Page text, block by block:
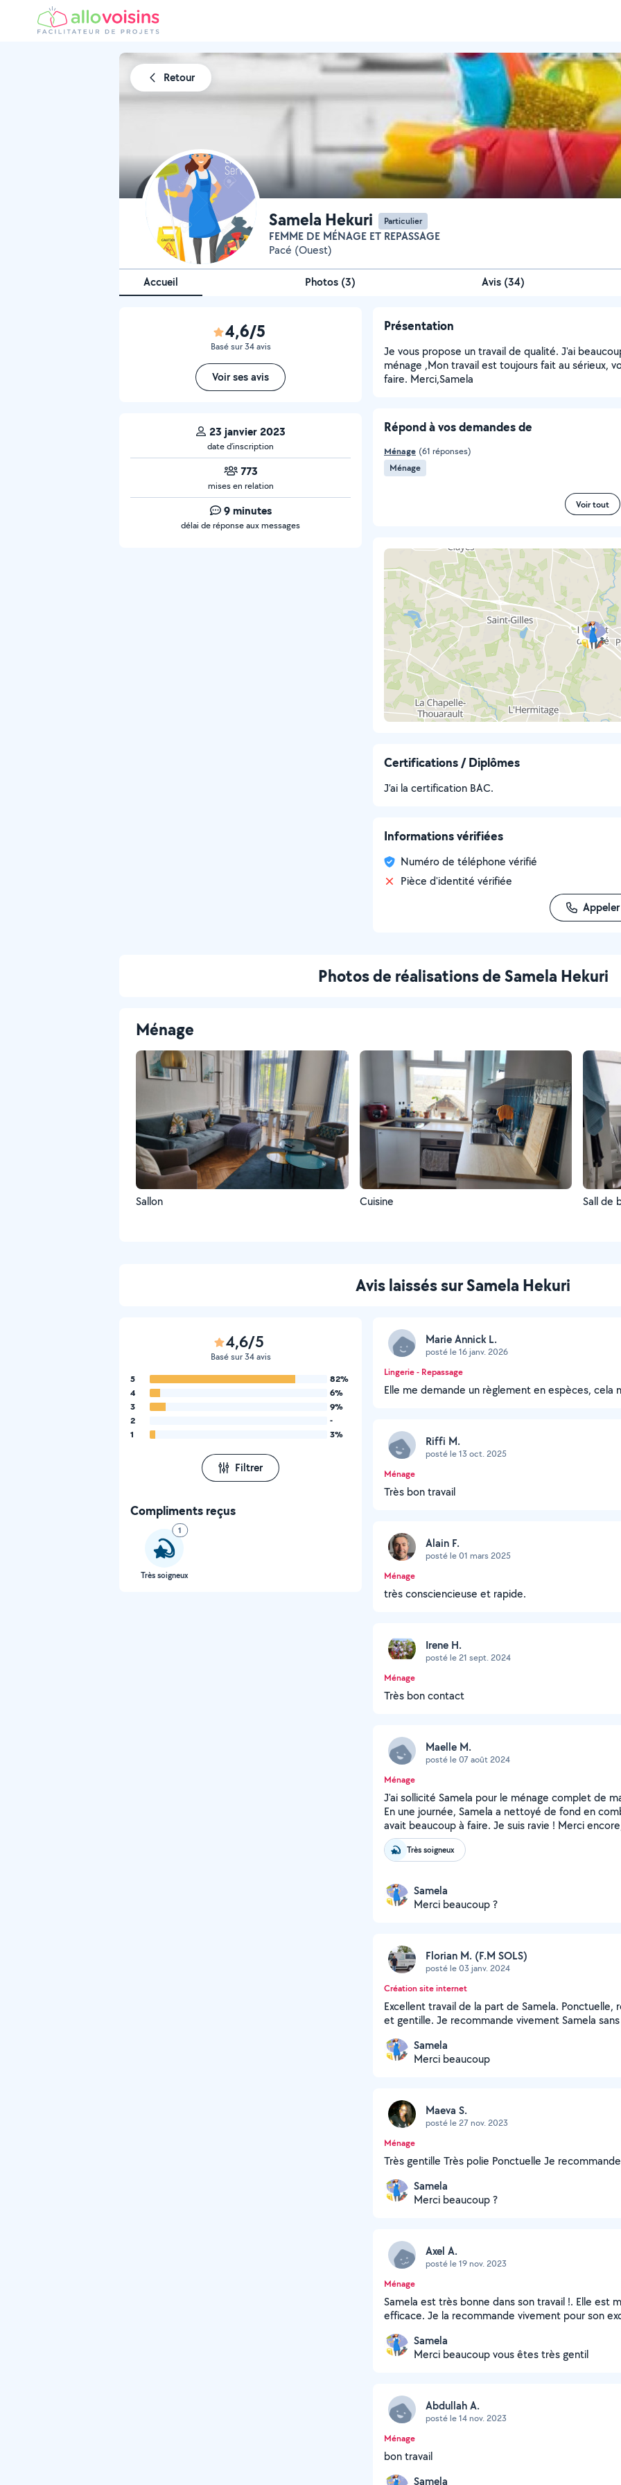
Retour
Samela Hekuri Particulier
FEMME DE MÉNAGE ET REPASSAGE
Pacé (Ouest)
Accueil Photos (3) Avis (34)
4,6/5
Basé sur 34 avis
Voir ses avis
23 janvier 2023
date d’inscription
773
mises en relation
9 minutes
délai de réponse aux messages
Présentation
Je vous propose un travail de qualité. J'ai
ménage ,Mon travail est toujours fait au sérieux,
faire. Merci,Samela
Répond à vos demandes de
Ménage (61 réponses)
Ménage
Voir tout
Certifications / Diplômes
J’ai la certification BAC.
Informations vérifiées
Numéro de téléphone vérifié
Pièce d'identité vérifiée
Appeler
Photos de réalisations de Samela Hekuri
Ménage
Sallon Cuisine Sall de
Avis laissés sur Samela Hekuri
4,6/5
Basé sur 34 avis
5
82%
4
6%
3
9%
2
-
1
3%
Filtrer
Compliments reçus
1
Très soigneux
Marie Annick L.
posté le 16 janv. 2026
Lingerie - Repassage
Elle me demande un règlement en espèces, cela
Riffi M.
posté le 13 oct. 2025
Ménage
Très bon travail
Alain F.
posté le 01 mars 2025
Ménage
très consciencieuse et rapide.
Irene H.
posté le 21 sept. 2024
Ménage
Très bon contact
Maelle M.
posté le 07 août 2024
Ménage
J'ai sollicité Samela pour le ménage complet de
En une journée, Samela a nettoyé de fond en
avait beaucoup à faire. Je suis ravie ! Merci
Très soigneux
Samela
Merci beaucoup ?
Florian M. (F.M SOLS)
posté le 03 janv. 2024
Création site internet
Excellent travail de la part de Samela.
et gentille. Je recommande vivement Samela
Samela
Merci beaucoup
Maeva S.
posté le 27 nov. 2023
Ménage
Très gentille Très polie Ponctuelle Je recommande
Samela
Merci beaucoup ?
Axel A.
posté le 19 nov. 2023
Ménage
Samela est très bonne dans son travail !. Elle est
efficace. Je la recommande vivement pour son
Samela
Merci beaucoup vous êtes très gentil
Abdullah A.
posté le 14 nov. 2023
Ménage
bon travail
Samela